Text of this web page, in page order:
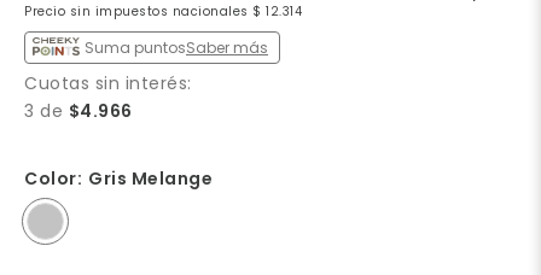
Precio sin impuestos nacionales $ 12.314
Suma puntosSaber más
Cuotas sin interés:
3 de $4.966
Color: Gris Melange